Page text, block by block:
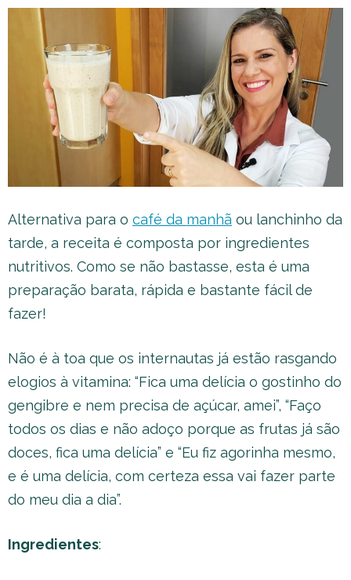
Alternativa para o café da manhã ou lanchinho da
tarde, a receita é composta por ingredientes
nutritivos. Como se não bastasse, esta é uma
preparação barata, rápida e bastante fácil de
fazer!
Não é à toa que os internautas já estão rasgando
elogios à vitamina: “Fica uma delícia o gostinho do
gengibre e nem precisa de açúcar, amei”, “Faço
todos os dias e não adoço porque as frutas já são
doces, fica uma delícia” e “Eu fiz agorinha mesmo,
e é uma delícia, com certeza essa vai fazer parte
do meu dia a dia”.
Ingredientes: